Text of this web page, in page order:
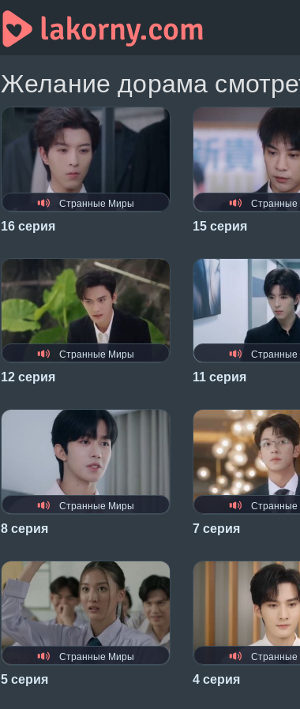
Желание дорама
Странные Миры
16 серия 15 серия
Странные Миры
12 серия 11 серия
Странные Миры
8 серия 7 серия
Странные Миры
5 серия 4 серия